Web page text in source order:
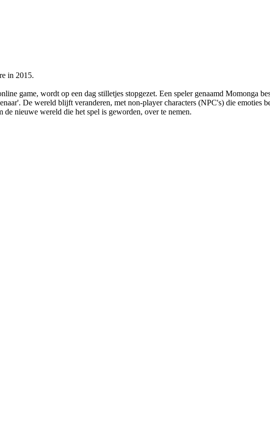
in 2015.
game, wordt op een dag stilletjes stopgezet. Een speler genaamd Momonga
De wereld blijft veranderen, met non-player characters (NPC's) die emoties
nieuwe wereld die het spel is geworden, over te nemen.